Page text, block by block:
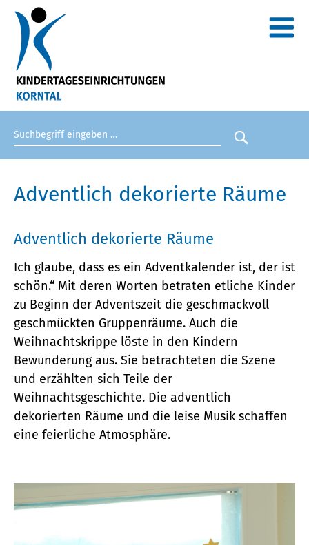
Suchbegriff eingeben
Suche
Adventlich dekorierte Räume
Adventlich dekorierte Räume
Ich glaube, dass es ein Adventkalender ist, der ist
schön.“ Mit deren Worten betraten etliche Kinder
zu Beginn der Adventszeit die geschmackvoll
geschmückten Gruppenräume. Auch die
Weihnachtskrippe löste in den Kindern
Bewunderung aus. Sie betrachteten die Szene
und erzählten sich Teile der
Weihnachtsgeschichte. Die adventlich
dekorierten Räume und die leise Musik schaffen
eine feierliche Atmosphäre.